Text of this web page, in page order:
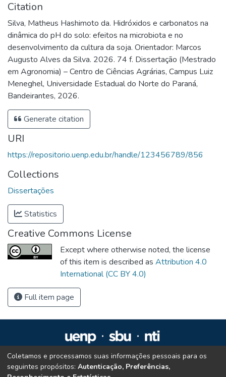
Citation
Silva, Matheus Hashimoto da. Hidróxidos e carbonatos na
dinâmica do pH do solo: efeitos na microbiota e no
desenvolvimento da cultura da soja. Orientador: Marcos
Augusto Alves da Silva. 2026. 74 f. Dissertação (Mestrado
em Agronomia) – Centro de Ciências Agrárias, Campus Luiz
Meneghel, Universidade Estadual do Norte do Paraná,
Bandeirantes, 2026.
Generate citation
URI
https://repositorio.uenp.edu.br/handle/123456789/856
Collections
Dissertações
Statistics
Creative Commons License
Except where otherwise noted, the license
of this item is described as Attribution 4.0
International (CC BY 4.0)
Full item page
Repositório Institucional da UENP
repositorio@uenp.edu.br
Coletamos e processamos suas informações pessoais para os
seguintes propósitos: Autenticação, Preferências,